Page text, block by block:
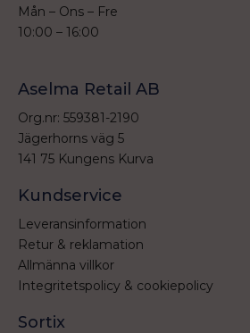
Mån – Ons – Fre
10:00 – 16:00
Aselma Retail AB
Org.nr: 559381-2190
Jägerhorns väg 5
141 75 Kungens Kurva
Kundservice
Leveransinformation
Retur & reklamation
Allmänna villkor
Integritetspolicy & cookiepolicy
Sortix